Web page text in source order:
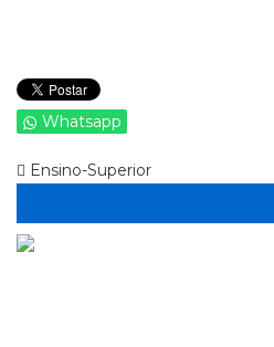
Whatsapp
Ensino-Superior